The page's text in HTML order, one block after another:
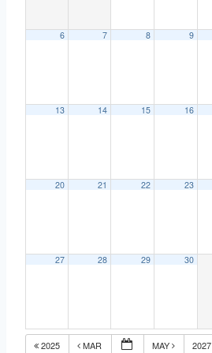
6 7 8 9
13 14 15 16
20 21 22 23
27 28 29 30
2025 MAR MAY 2027